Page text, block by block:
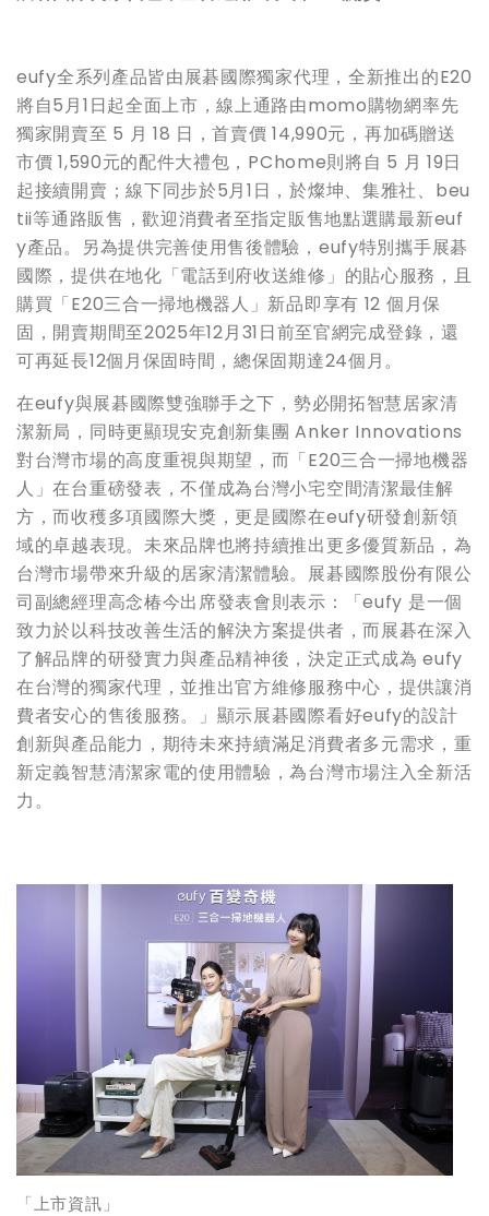
eufy全系列產品皆由展碁國際獨家代理，全新推出的E20
將自5月1日起全面上市，線上通路由momo購物網率先
獨家開賣至 5 月 18 日，首賣價 14,990元，再加碼贈送
市價 1,590元的配件大禮包，PChome則將自 5 月 19日
起接續開賣；線下同步於5月1日，於燦坤、集雅社、beu
tii等通路販售，歡迎消費者至指定販售地點選購最新euf
y產品。另為提供完善使用售後體驗，eufy特別攜手展碁
國際，提供在地化「電話到府收送維修」的貼心服務，且
購買「E20三合一掃地機器人」新品即享有 12 個月保
固，開賣期間至2025年12月31 日前至官網完成登錄，還
可再延長12個月保固時間，總保固期達24個月。
在eufy與展碁國際雙強聯手之下，勢必開拓智慧居家清
潔新局，同時更顯現安克創新集團 Anker Innovations
對台灣市場的高度重視與期望，而「E20三合一掃地機器
人」在台重磅發表，不僅成為台灣小宅空間清潔最佳解
方，而收穫多項國際大獎，更是國際在eufy研發創新領
域的卓越表現。未來品牌也將持續推出更多優質新品，為
台灣市場帶來升級的居家清潔體驗。展碁國際股份有限公
司副總經理高念椿今出席發表會則表示：「eufy 是一個
致力於以科技改善生活的解決方案提供者，而展碁在深入
了解品牌的研發實力與產品精神後，決定正式成為 eufy
在台灣的獨家代理，並推出官方維修服務中心，提供讓消
費者安心的售後服務。」顯示展碁國際看好eufy的設計
創新與產品能力，期待未來持續滿足消費者多元需求，重
新定義智慧清潔家電的使用體驗，為台灣市場注入全新活
力。
「上市資訊」